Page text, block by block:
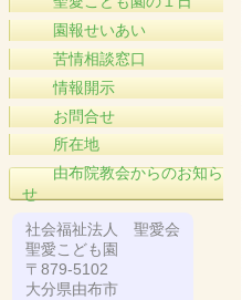
園報せいあい
苦情相談窓口
情報開示
お問合せ
所在地
由布院教会からのお知ら
せ
社会福祉法人 聖愛会
聖愛こども園
〒879-5102
大分県由布市